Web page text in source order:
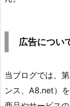
広告につい
当ブログでは、
ンス、A8.net）